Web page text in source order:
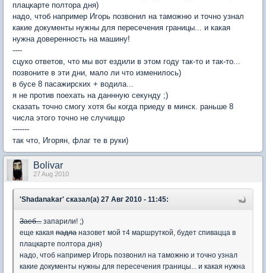
плацкарте полтора дня)
надо, чтоб например Игорь позвонил на таможню и точно узнал
какие документы нужны для пересечения границы... и какая
нужна доверенность на машину!
----
сцуко ответов, что мы вот ездили в этом году так-то и так-то...
позвоните в эти дни, мало ли что изменилось)
в бусе 8 пасажирских + водила...
я не против поехать на даннную секунду ;)
сказать точно смогу хотя бы когда приеду в минск. раньше 8
числа этого точно не случиццо
-------
так что, Игорян, флаг те в руки)
Bolivar
27 Aug 2010
'Shadanakar' сказал(а) 27 Авг 2010 - 11:45:
Заеб... запарили! ;)
еще какая падла назовет мой т4 маршруткой, будет спивацца в
плацкарте полтора дня)
надо, чтоб например Игорь позвонил на таможню и точно узнал
какие документы нужны для пересечения границы... и какая нужна